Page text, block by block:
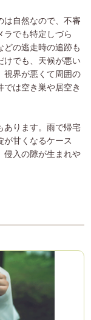
は自然なので、不審
ラでも特定しづら
どの逃走時の追跡も
けでも、天候が悪い
視界が悪くて周囲の
では空き巣や居空き
あります。雨で帰宅
が甘くなるケース
侵入の隙が生まれや